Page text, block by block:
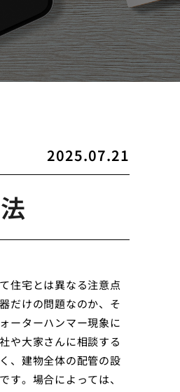
2025.07.21
住宅とは異なる注意点
だけの問題なのか、そ
ーターハンマー現象に
や大家さんに相談する
、建物全体の配管の設
。場合によっては、